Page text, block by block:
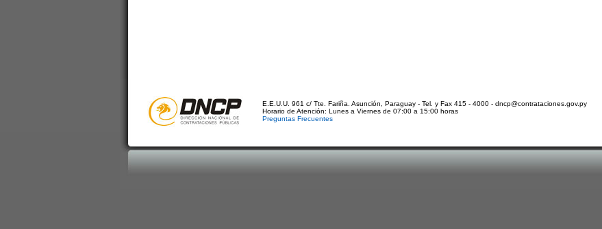
E.E.U.U. 961 c/ Tte. Fariña. Asunción, Paraguay - Tel. y Fax 415 - 4000 - dncp@contrataciones.gov.py
Horario de Atención: Lunes a Viernes de 07:00 a 15:00 horas
Preguntas Frecuentes